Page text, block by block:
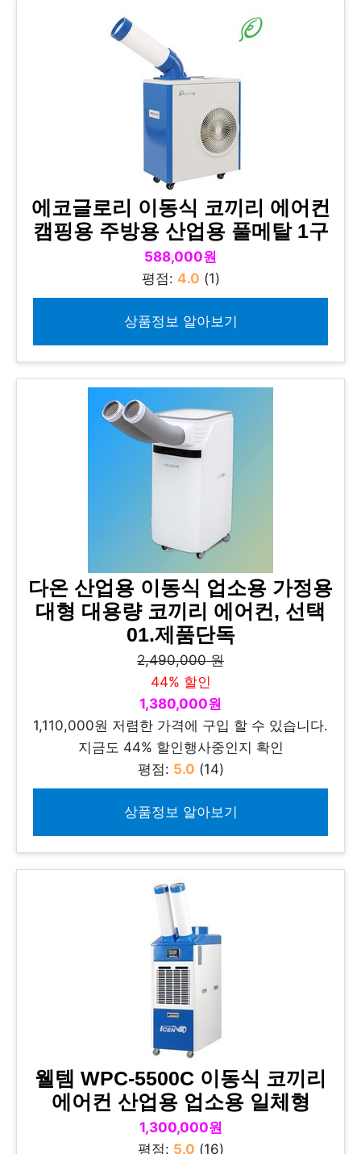
에코글로리 이동식 코끼리 에어컨
캠핑용 주방용 산업용 풀메탈 1구
588,000원
평점: 4.0 (1)
상품정보 알아보기
다온 산업용 이동식 업소용 가정용
대형 대용량 코끼리 에어컨, 선택
01.제품단독
2,490,000 원
44% 할인
1,380,000원
1,110,000원 저렴한 가격에 구입 할 수 있습니다.
지금도 44% 할인행사중인지 확인
평점: 5.0 (14)
상품정보 알아보기
웰템 WPC-5500C 이동식 코끼리
에어컨 산업용 업소용 일체형
1,300,000원
평점: 5.0 (16)